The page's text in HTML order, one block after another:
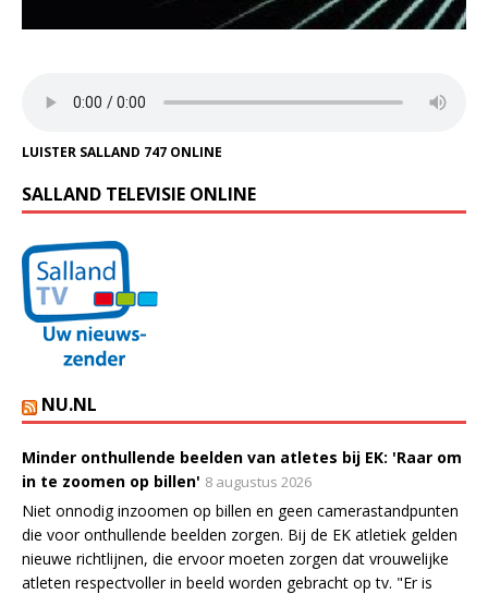
LUISTER SALLAND 747 ONLINE
SALLAND TELEVISIE ONLINE
NU.NL
Minder onthullende beelden van atletes bij EK: 'Raar om
in te zoomen op billen' 8 augustus 2026
Niet onnodig inzoomen op billen en geen camerastandpunten
die voor onthullende beelden zorgen. Bij de EK atletiek gelden
nieuwe richtlijnen, die ervoor moeten zorgen dat vrouwelijke
atleten respectvoller in beeld worden gebracht op tv. "Er is